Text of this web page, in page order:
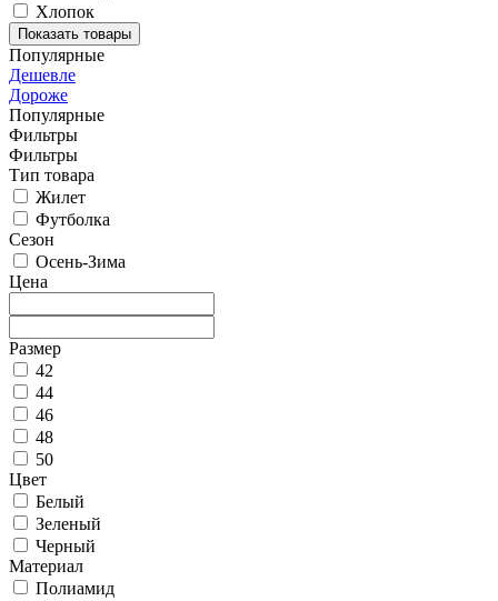
Хлопок
Показать товары
Популярные
Дешевле
Дороже
Популярные
Фильтры
Фильтры
Тип товара
Жилет
Футболка
Сезон
Осень-Зима
Цена
Размер
42
44
46
48
50
Цвет
Белый
Зеленый
Черный
Материал
Полиамид